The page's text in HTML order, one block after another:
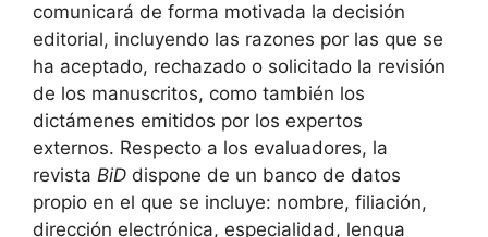
comunicará de forma motivada la decisión
editorial, incluyendo las razones por las que se
ha aceptado, rechazado o solicitado la revisión
de los manuscritos, como también los
dictámenes emitidos por los expertos
externos. Respecto a los evaluadores, la
revista BiD dispone de un banco de datos
propio en el que se incluye: nombre, filiación,
dirección electrónica, especialidad, lengua